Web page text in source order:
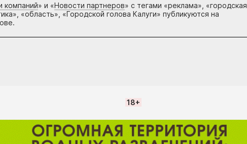
компаний» и «Новости партнеров» с тегами «реклама», «городская
«область», «Городской голова Калуги» публикуются на
18+